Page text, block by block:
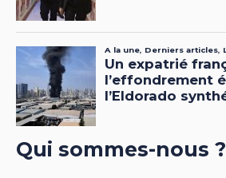
Qui sommes-nous ?